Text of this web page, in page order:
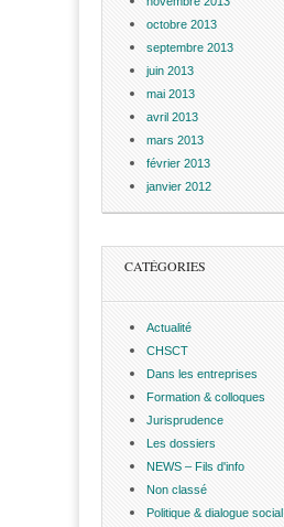
octobre 2013
septembre 2013
juin 2013
mai 2013
avril 2013
mars 2013
février 2013
janvier 2012
CATÉGORIES
Actualité
CHSCT
Dans les entreprises
Formation & colloques
Jurisprudence
Les dossiers
NEWS – Fils d'info
Non classé
Politique & dialogue social